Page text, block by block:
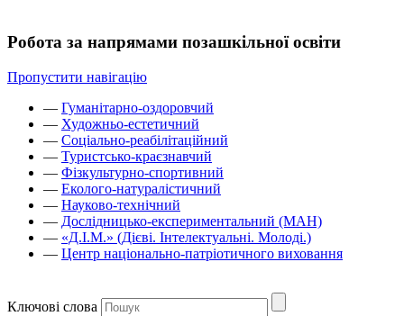
Робота за напрямами позашкільної освіти
Пропустити навігацію
— Гуманітарно-оздоровчий
— Художньо-естетичний
— Соціально-реабілітаційний
— Туристсько-краєзнавчий
— Фізкультурно-спортивний
— Еколого-натуралістичний
— Науково-технічний
— Дослідницько-експериментальний (МАН)
— «Д.І.М.» (Дієві. Інтелектуальні. Молоді.)
— Центр національно-патріотичного виховання
Ключові слова